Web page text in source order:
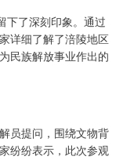
下了深刻印象。通过
详细了解了涪陵地区
民族解放事业作出的
员提问，围绕文物背
纷纷表示，此次参观